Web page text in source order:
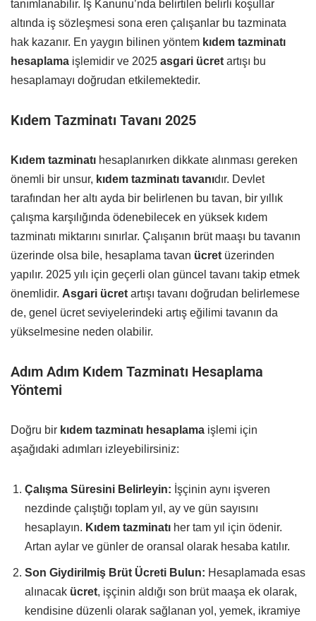
tanımlanabilir. İş Kanunu’nda belirtilen belirli koşullar
altında iş sözleşmesi sona eren çalışanlar bu tazminata
hak kazanır. En yaygın bilinen yöntem kıdem tazminatı
hesaplama işlemidir ve 2025 asgari ücret artışı bu
hesaplamayı doğrudan etkilemektedir.
Kıdem Tazminatı Tavanı 2025
Kıdem tazminatı hesaplanırken dikkate alınması gereken
önemli bir unsur, kıdem tazminatı tavanıdır. Devlet
tarafından her altı ayda bir belirlenen bu tavan, bir yıllık
çalışma karşılığında ödenebilecek en yüksek kıdem
tazminatı miktarını sınırlar. Çalışanın brüt maaşı bu tavanın
üzerinde olsa bile, hesaplama tavan ücret üzerinden
yapılır. 2025 yılı için geçerli olan güncel tavanı takip etmek
önemlidir. Asgari ücret artışı tavanı doğrudan belirlemese
de, genel ücret seviyelerindeki artış eğilimi tavanın da
yükselmesine neden olabilir.
Adım Adım Kıdem Tazminatı Hesaplama
Yöntemi
Doğru bir kıdem tazminatı hesaplama işlemi için
aşağıdaki adımları izleyebilirsiniz:
Çalışma Süresini Belirleyin: İşçinin aynı işveren
nezdinde çalıştığı toplam yıl, ay ve gün sayısını
hesaplayın. Kıdem tazminatı her tam yıl için ödenir.
Artan aylar ve günler de oransal olarak hesaba katılır.
Son Giydirilmiş Brüt Ücreti Bulun: Hesaplamada esas
alınacak ücret, işçinin aldığı son brüt maaşa ek olarak,
kendisine düzenli olarak sağlanan yol, yemek, ikramiye